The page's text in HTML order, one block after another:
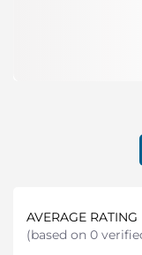
AVERAGE RATING
(based on 0